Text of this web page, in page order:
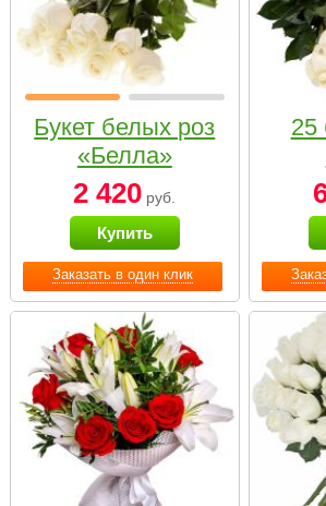
Заказать в один клик
Букет белых роз
«Белла»
2 420 руб.
Купить
25